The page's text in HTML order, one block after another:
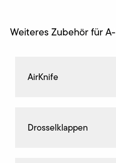
Weiteres Zubehör für
AirKnife
Drosselklappen